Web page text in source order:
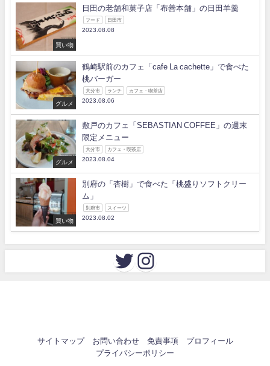
買い物
日田の老舗和菓子店「布善本舗」の日田羊羹
フード 日田市
2023.08.08
グルメ
鶴崎駅前のカフェ「cafe La cachette」で食べた
桃バーガー
大分市 ランチ カフェ・喫茶店
2023.08.06
グルメ
敷戸のカフェ「SEBASTIAN COFFEE」の週末
限定メニュー
大分市 カフェ・喫茶店
2023.08.04
買い物
別府の「杏樹」で食べた「桃盛りソフトクリー
ム」
別府市 スイーツ
2023.08.02
サイトマップ お問い合わせ 免責事項
プロフィール
プライバシーポリシー